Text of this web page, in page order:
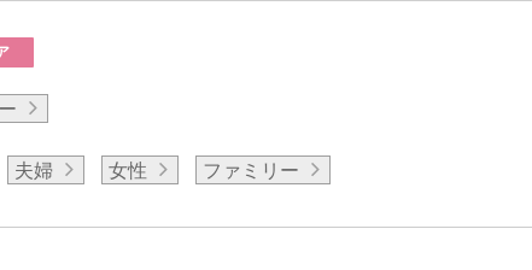
夫婦 女性 ファミリー